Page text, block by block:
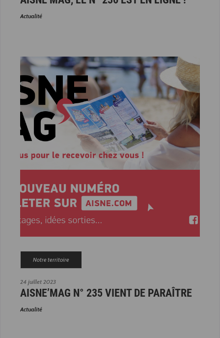
Actualité
24 juillet 2023
Notre territoire
AISNE’MAG N° 235 VIENT DE PARAÎTRE
Actualité